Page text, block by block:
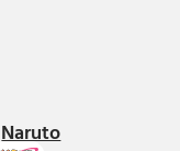
Naruto